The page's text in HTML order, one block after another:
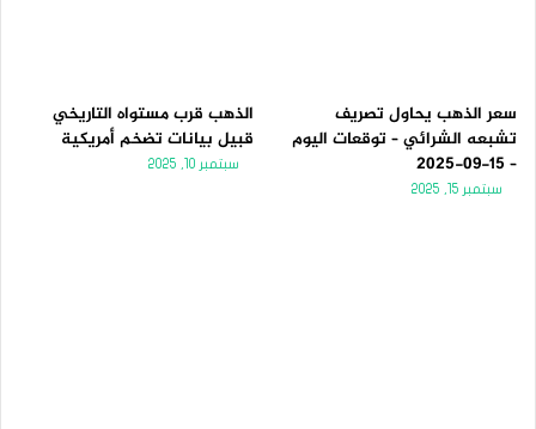
سعر الذهب يحاول تصريف
تشبعه الشرائي – توقعات اليوم
– 15-09-2025
سبتمبر 15, 2025
الذهب قرب مستواه التاريخي
قبيل بيانات تضخم أمريكية
سبتمبر 10, 2025